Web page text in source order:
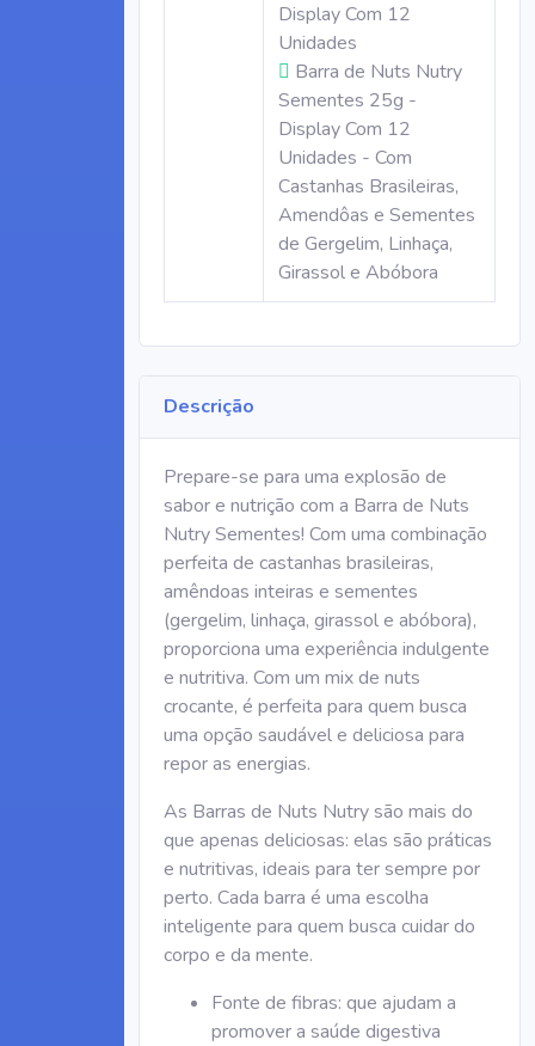
Display Com 12
Unidades
Barra de Nuts Nutry
Sementes 25g -
Display Com 12
Unidades - Com
Castanhas Brasileiras,
Amendôas e Sementes
de Gergelim, Linhaça,
Girassol e Abóbora
Descrição
Prepare-se para uma explosão de
sabor e nutrição com a Barra de Nuts
Nutry Sementes! Com uma combinação
perfeita de castanhas brasileiras,
amêndoas inteiras e sementes
(gergelim, linhaça, girassol e abóbora),
proporciona uma experiência indulgente
e nutritiva. Com um mix de nuts
crocante, é perfeita para quem busca
uma opção saudável e deliciosa para
repor as energias.
As Barras de Nuts Nutry são mais do
que apenas deliciosas: elas são práticas
e nutritivas, ideais para ter sempre por
perto. Cada barra é uma escolha
inteligente para quem busca cuidar do
corpo e da mente.
Fonte de fibras: que ajudam a
promover a saúde digestiva